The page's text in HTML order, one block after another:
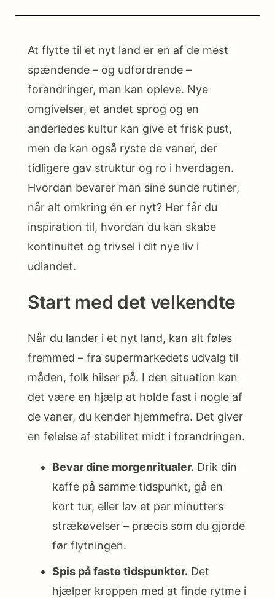
At flytte til et nyt land er en af de mest
spændende – og udfordrende –
forandringer, man kan opleve. Nye
omgivelser, et andet sprog og en
anderledes kultur kan give et frisk pust,
men de kan også ryste de vaner, der
tidligere gav struktur og ro i hverdagen.
Hvordan bevarer man sine sunde rutiner,
når alt omkring én er nyt? Her får du
inspiration til, hvordan du kan skabe
kontinuitet og trivsel i dit nye liv i
udlandet.
Start med det velkendte
Når du lander i et nyt land, kan alt føles
fremmed – fra supermarkedets udvalg til
måden, folk hilser på. I den situation kan
det være en hjælp at holde fast i nogle af
de vaner, du kender hjemmefra. Det giver
en følelse af stabilitet midt i forandringen.
Bevar dine morgenritualer. Drik din
kaffe på samme tidspunkt, gå en
kort tur, eller lav et par minutters
strækøvelser – præcis som du gjorde
før flytningen.
Spis på faste tidspunkter. Det
hjælper kroppen med at finde rytme i